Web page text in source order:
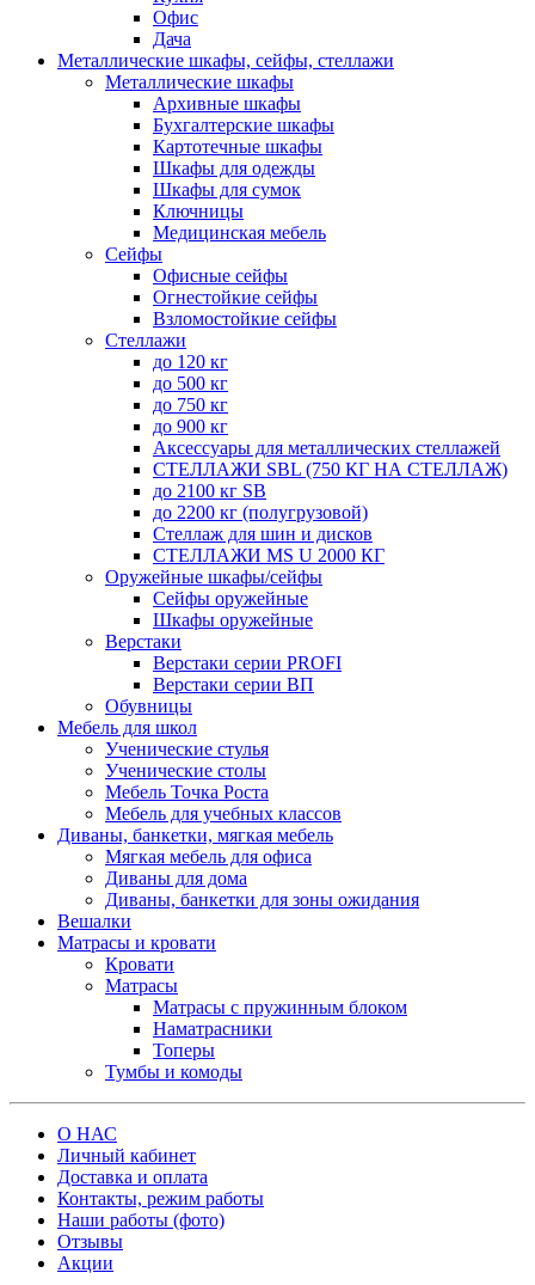
Офис
Дача
Металлические шкафы, сейфы, стеллажи
Металлические шкафы
Архивные шкафы
Бухгалтерские шкафы
Картотечные шкафы
Шкафы для одежды
Шкафы для сумок
Ключницы
Медицинская мебель
Сейфы
Офисные сейфы
Огнестойкие сейфы
Взломостойкие сейфы
Стеллажи
до 120 кг
до 500 кг
до 750 кг
до 900 кг
Аксессуары для металлических стеллажей
СТЕЛЛАЖИ SBL (750 КГ НА СТЕЛЛАЖ)
до 2100 кг SB
до 2200 кг (полугрузовой)
Стеллаж для шин и дисков
СТЕЛЛАЖИ MS U 2000 КГ
Оружейные шкафы/сейфы
Сейфы оружейные
Шкафы оружейные
Верстаки
Верстаки серии PROFI
Верстаки серии ВП
Обувницы
Мебель для школ
Ученические стулья
Ученические столы
Мебель Точка Роста
Мебель для учебных классов
Диваны, банкетки, мягкая мебель
Мягкая мебель для офиса
Диваны для дома
Диваны, банкетки для зоны ожидания
Вешалки
Матрасы и кровати
Кровати
Матрасы
Матрасы с пружинным блоком
Наматрасники
Топеры
Тумбы и комоды
О НАС
Личный кабинет
Доставка и оплата
Контакты, режим работы
Наши работы (фото)
Отзывы
Акции